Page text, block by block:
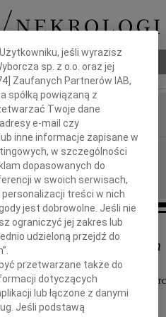
pogrzebowy
bliskim i znajomym
wspólczucia z powodu
Pana
jeśli wyrazisz
sp. z o.o. oraz jej
] Zaufanych Partnerów IAB,
spółką powiązaną z
Twoje dane
e-mail czy
inne informacje zapisane w
w szczególności
dopasowanych do
w swoich serwisach,
treści w nich
jest dobrowolne. Jeśli nie
ograniczyć jej zakres lub
udzieloną przejdź do
przetwarzane także do
dotyczących
lub łączone z danymi
Jeśli podstawą